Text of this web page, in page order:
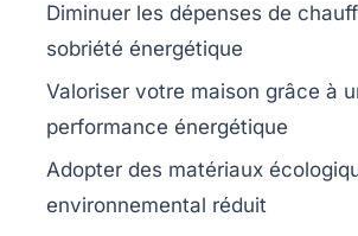
Diminuer les dépenses de
sobriété énergétique
Valoriser votre maison grâce à
performance énergétique
Adopter des matériaux
environnemental réduit